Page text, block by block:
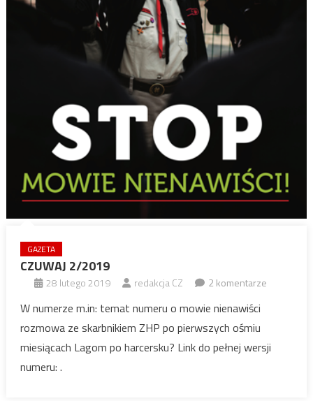
GAZETA
CZUWAJ 2/2019
28 lutego 2019 redakcja CZ 2 komentarze
W numerze m.in: temat numeru o mowie nienawiści
rozmowa ze skarbnikiem ZHP po pierwszych ośmiu
miesiącach Lagom po harcersku? Link do pełnej wersji
numeru: .